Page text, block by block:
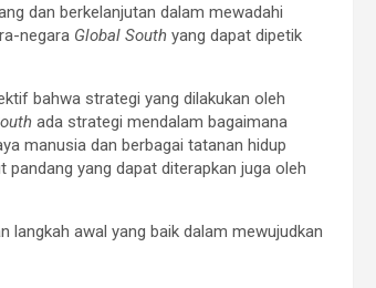
dan berkelanjutan dalam mewadahi
negara Global Southyang dapat dipetik
bahwa strategi yang dilakukan oleh
ada strategi mendalam bagaimana
manusia dan berbagai tatanan hidup
yang dapat diterapkan juga oleh
langkah awal yang baik dalam mewujudkan